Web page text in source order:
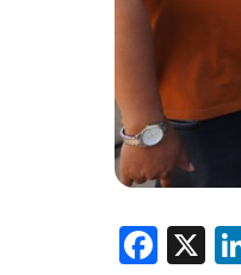
F
X